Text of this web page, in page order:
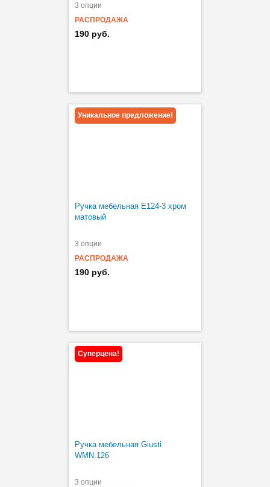
3 опции
РАСПРОДАЖА
190 руб.
Уникальное предложение!
Ручка мебельная Е124-3 хром
матовый
3 опции
РАСПРОДАЖА
190 руб.
Суперцена!
Ручка мебельная Giusti
WMN.126
3 опции